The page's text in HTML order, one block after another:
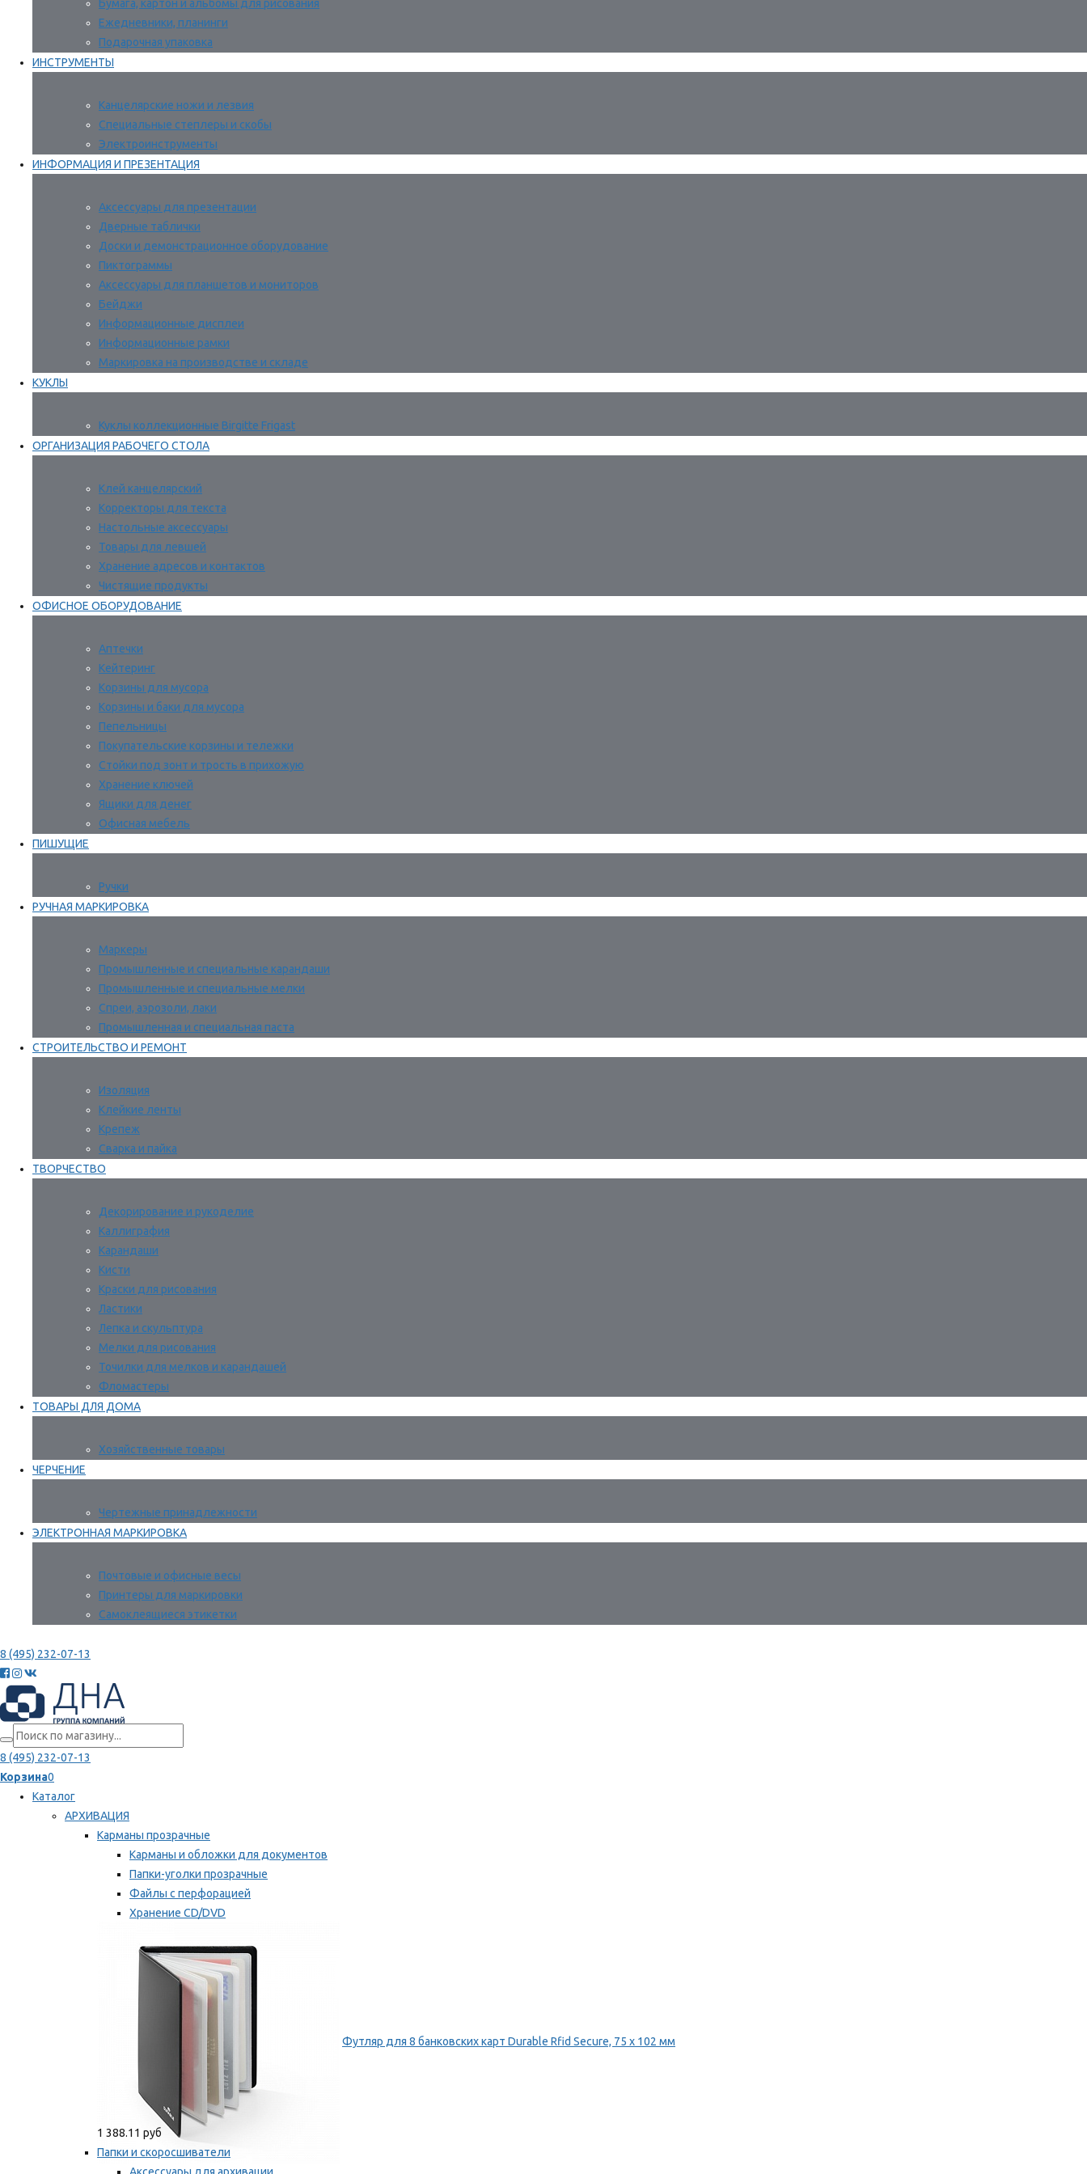
Бумага, картон и альбомы для рисования
Ежедневники, планинги
Подарочная упаковка
ИНСТРУМЕНТЫ
Канцелярские ножи и лезвия
Специальные степлеры и скобы
Электроинструменты
ИНФОРМАЦИЯ И ПРЕЗЕНТАЦИЯ
Аксессуары для презентации
Дверные таблички
Доски и демонстрационное оборудование
Пиктограммы
Аксессуары для планшетов и мониторов
Бейджи
Информационные дисплеи
Информационные рамки
Маркировка на производстве и складе
КУКЛЫ
Куклы коллекционные Birgitte Frigast
ОРГАНИЗАЦИЯ РАБОЧЕГО СТОЛА
Клей канцелярский
Корректоры для текста
Настольные аксессуары
Товары для левшей
Хранение адресов и контактов
Чистящие продукты
ОФИСНОЕ ОБОРУДОВАНИЕ
Аптечки
Кейтеринг
Корзины для мусора
Корзины и баки для мусора
Пепельницы
Покупательские корзины и тележки
Стойки под зонт и трость в прихожую
Хранение ключей
Ящики для денег
Офисная мебель
ПИШУЩИЕ
Ручки
РУЧНАЯ МАРКИРОВКА
Маркеры
Промышленные и специальные карандаши
Промышленные и специальные мелки
Спреи, аэрозоли, лаки
Промышленная и специальная паста
СТРОИТЕЛЬСТВО И РЕМОНТ
Изоляция
Клейкие ленты
Крепеж
Сварка и пайка
ТВОРЧЕСТВО
Декорирование и рукоделие
Каллиграфия
Карандаши
Кисти
Краски для рисования
Ластики
Лепка и скульптура
Мелки для рисования
Точилки для мелков и карандашей
Фломастеры
ТОВАРЫ ДЛЯ ДОМА
Хозяйственные товары
ЧЕРЧЕНИЕ
Чертежные принадлежности
ЭЛЕКТРОННАЯ МАРКИРОВКА
Почтовые и офисные весы
Принтеры для маркировки
Самоклеящиеся этикетки
8 (495) 232-07-13
8 (495) 232-07-13
Корзина0
Каталог
АРХИВАЦИЯ
Карманы прозрачные
Карманы и обложки для документов
Папки-уголки прозрачные
Файлы с перфорацией
Хранение CD/DVD
Мы рекомендуем
Футляр для 8 банковских карт Durable Rfid Secure, 75 х 102 мм
1 388.11 руб
Папки и скоросшиватели